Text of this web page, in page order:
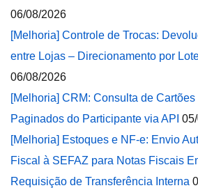
06/08/2026
[Melhoria] Controle de Trocas:
entre Lojas – Direcionamento por
06/08/2026
[Melhoria] CRM: Consulta de
Paginados do Participante via API
[Melhoria] Estoques e NF-e: Envio
Fiscal à SEFAZ para Notas Fiscais
Requisição de Transferência Interna